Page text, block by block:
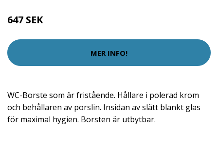
647 SEK
MER INFO!
WC-Borste som är fristående. Hållare i polerad krom
och behållaren av porslin. Insidan av slätt blankt glas
för maximal hygien. Borsten är utbytbar.